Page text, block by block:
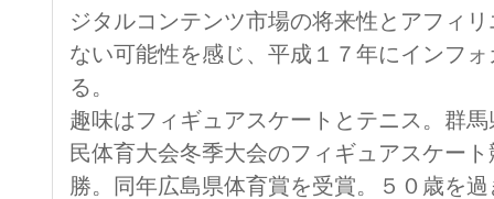
ジタルコンテンツ市場の将来性とアフィ
ない可能性を感じ、平成１７年にインフ
る。
趣味はフィギュアスケートとテニス。群
民体育大会冬季大会のフィギュアスケー
勝。同年広島県体育賞を受賞。５０歳を